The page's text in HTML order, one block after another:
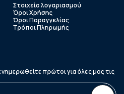
Στοιχεία λογαριασμού
Όροι Χρήσης
Όροι Παραγγελίας
Τρόποι Πληρωμής
πρώτοι για όλες μας τις